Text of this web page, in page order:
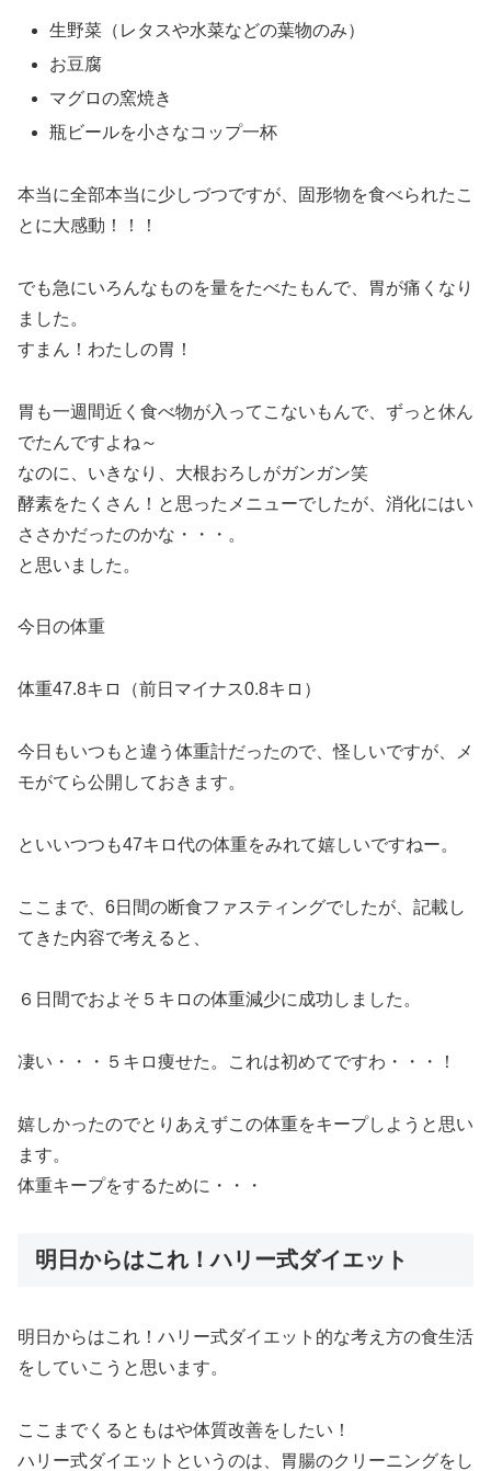
生野菜（レタスや水菜などの葉物のみ）
お豆腐
マグロの窯焼き
瓶ビールを小さなコップ一杯
本当に全部本当に少しづつですが、固形物を食べられたこ
とに大感動！！！
でも急にいろんなものを量をたべたもんで、胃が痛くなり
ました。
すまん！わたしの胃！
胃も一週間近く食べ物が入ってこないもんで、ずっと休ん
でたんですよね～
なのに、いきなり、大根おろしがガンガン笑
酵素をたくさん！と思ったメニューでしたが、消化にはい
ささかだったのかな・・・。
と思いました。
今日の体重
体重47.8キロ（前日マイナス0.8キロ）
今日もいつもと違う体重計だったので、怪しいですが、メ
モがてら公開しておきます。
といいつつも47キロ代の体重をみれて嬉しいですねー。
ここまで、6日間の断食ファスティングでしたが、記載し
てきた内容で考えると、
６日間でおよそ５キロの体重減少に成功しました。
凄い・・・５キロ痩せた。これは初めてですわ・・・！
嬉しかったのでとりあえずこの体重をキープしようと思い
ます。
体重キープをするために・・・
明日からはこれ！ハリー式ダイエット
明日からはこれ！ハリー式ダイエット的な考え方の食生活
をしていこうと思います。
ここまでくるともはや体質改善をしたい！
ハリー式ダイエットというのは、胃腸のクリーニングをし